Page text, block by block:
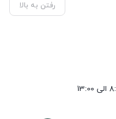
رفتن به بالا